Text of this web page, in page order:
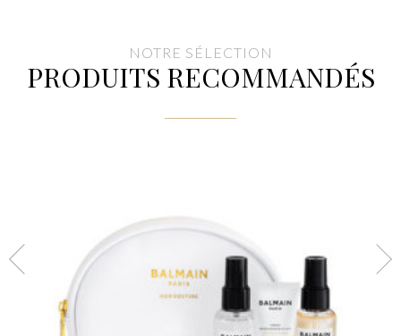
NOTRE SÉLECTION
PRODUITS RECOMMANDÉS